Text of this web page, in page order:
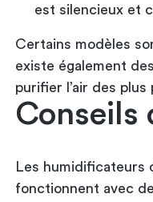
est silencieux et
Certains modèles
existe également des
purifier l’air des plus
Conseils
Les humidificateurs
fonctionnent avec